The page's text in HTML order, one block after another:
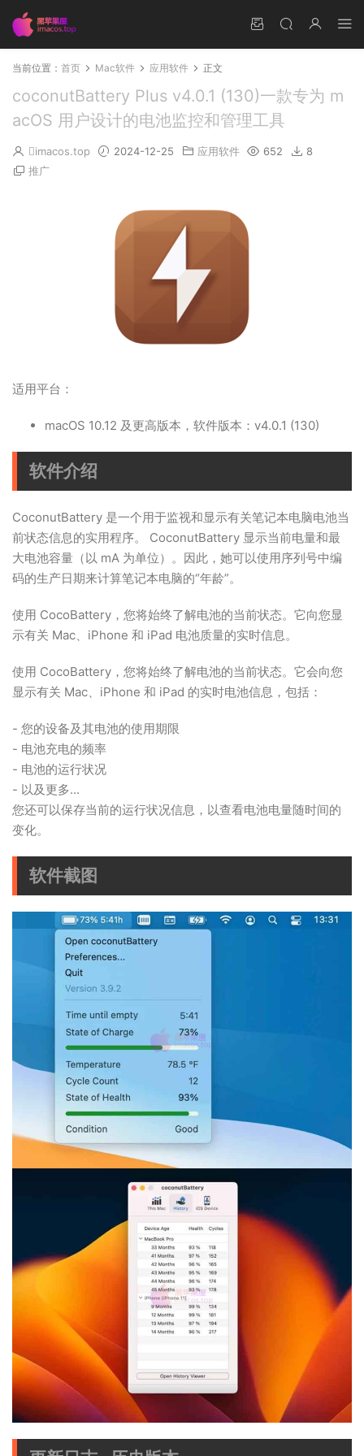
当前位置： 首页 Mac软件 应用软件 正文
coconutBattery Plus v4.0.1 (130)一款专为 m
acOS 用户设计的电池监控和管理工具
imacos.top 2024-12-25 应用软件 652
8
推广
适用平台：
macOS 10.12 及更高版本，软件版本：v4.0.1 (130)
软件介绍
CoconutBattery 是一个用于监视和显示有关笔记本电脑电池当
前状态信息的实用程序。 CoconutBattery 显示当前电量和最
大电池容量（以 mA 为单位）。因此，她可以使用序列号中编
码的生产日期来计算笔记本电脑的“年龄”。
使用 CocoBattery，您将始终了解电池的当前状态。它向您显
示有关 Mac、iPhone 和 iPad 电池质量的实时信息。
使用 CocoBattery，您将始终了解电池的当前状态。它会向您
显示有关 Mac、iPhone 和 iPad 的实时电池信息，包括：
- 您的设备及其电池的使用期限
- 电池充电的频率
- 电池的运行状况
- 以及更多...
您还可以保存当前的运行状况信息，以查看电池电量随时间的
变化。
软件截图